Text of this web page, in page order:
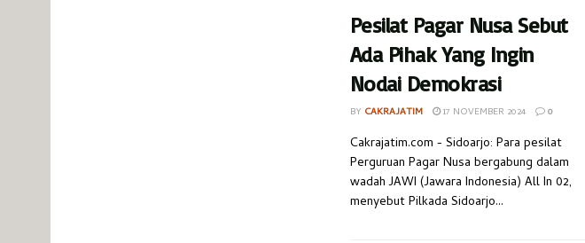
Pesilat Pagar Nusa Sebut
Ada Pihak Yang Ingin
Nodai Demokrasi
BY CAKRAJATIM 17 NOVEMBER 2024 0
Cakrajatim.com - Sidoarjo: Para pesilat
Perguruan Pagar Nusa bergabung dalam
wadah JAWI (Jawara Indonesia) All In 02,
menyebut Pilkada Sidoarjo...